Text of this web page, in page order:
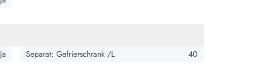
Ja Separat: Gefrierschrank /L 40